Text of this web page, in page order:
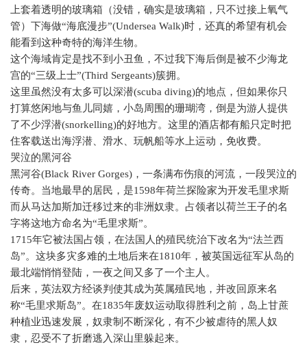
上套着透明的玻璃箱（没错，确实是玻璃箱，只不过接上氧气
管）下海做“海底漫步”(Undersea Walk)时，还真的希望有机会
能看到这种奇特的海洋生物。
这个海域肯定是找不到小丑鱼，不过我下海后倒是被不少海龙
宫的“三级上士”(Third Sergeants)簇拥。
这里虽然没有太多可以深潜(scuba diving)的地点，但如果你只
打算悠闲地与鱼儿同嬉，小岛周围的珊瑚湾，倒是为游人提供
了不少浮潜(snorkelling)的好地方。这里的酒店都有船只定时把
住客载送出海浮潜、滑水、玩帆船等水上运动，免收费。
哭泣的黑河谷
黑河谷(Black River Gorges) ，一条满布伤痕的河流，一段哭泣的
传奇。当地最早的居民，是1598年荷兰探险家为开发毛里求斯
而从马达加斯加迁移过来的非洲奴隶。占领者以荷兰王子的名
字将这地方命名为“毛里求斯”。
1715年它被法国占领，在法国人的殖民统治下改名为“法兰西
岛”。这块多灾多难的土地后来在1810年，被英国远征军从岛的
最北端悄悄登陆，一夜之间又多了一个主人。
后来，英法双方经谈判使其成为英属殖民地，并改回原来名
称“毛里求斯岛”。在1835年废奴运动取得胜利之前，岛上甘蔗
种植业迅速发展，奴隶制不断深化，有不少被虐待的黑人奴
隶，忍受不了折磨逃入深山里躲起来。